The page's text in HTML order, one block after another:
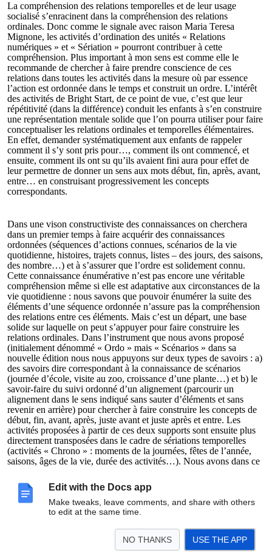
Edit with the Docs app
Make tweaks, leave comments, and share with others
to edit at the same time.
NO THANKS USE THE APP
La compréhension des relations temporelles et de leur usage
socialisé s’enracinent dans la compréhension des relations
ordinales. Donc comme le signale avec raison Maria Teresa
Mignone, les activités d’ordination des unités « Relations
numériques » et « Sériation » pourront contribuer à cette
compréhension. Plus important à mon sens est comme elle le
recommande de chercher à faire prendre conscience de ces
relations dans toutes les activités dans la mesure où par essence
l’action est ordonnée dans le temps et construit un ordre. L’intérêt
des activités de Bright Start, de ce point de vue, c’est que leur
répétitivité (dans la différence) conduit les enfants à s’en construire
une représentation mentale solide que l’on pourra utiliser pour faire
conceptualiser les relations ordinales et temporelles élémentaires.
En effet, demander systématiquement aux enfants de rappeler
comment il s’y sont pris pour…, comment ils ont commencé, et
ensuite, comment ils ont su qu’ils avaient fini aura pour effet de
leur permettre de donner un sens aux mots début, fin, après, avant,
entre… en construisant progressivement les concepts
correspondants.
Dans une vison constructiviste des connaissances on cherchera
dans un premier temps à faire acquérir des connaissances
ordonnées (séquences d’actions connues, scénarios de la vie
quotidienne, histoires, trajets connus, listes – des jours, des saisons,
des nombre…) et à s’assurer que l’ordre est solidement connu.
Cette connaissance énumérative n’est pas encore une véritable
compréhension même si elle est adaptative aux circonstances de la
vie quotidienne : nous savons que pouvoir énumérer la suite des
éléments d’une séquence ordonnée n’assure pas la compréhension
des relations entre ces éléments. Mais c’est un départ, une base
solide sur laquelle on peut s’appuyer pour faire construire les
relations ordinales. Dans l’instrument que nous avons proposé
(initialement dénommé « Ordo » mais « Scénarios » dans sa
nouvelle édition nous nous appuyons sur deux types de savoirs : a)
des savoirs dire correspondant à la connaissance de scénarios
(journée d’école, visite au zoo, croissance d’une plante…) et b) le
savoir-faire du suivi ordonné d’un alignement (parcourir un
alignement dans le sens indiqué sans sauter d’éléments et sans
revenir en arrière) pour chercher à faire construire les concepts de
début, fin, avant, après, juste avant et juste après et entre. Les
activités proposées à partir de ces deux supports sont ensuite plus
directement transposées dans le cadre de sériations temporelles
(activités « Chrono » : moments de la journées, fêtes de l’année,
saisons, âges de la vie, durée des activités…). Nous avons dans ce
différente et représentatives des quatre saisons et du calendrier
social de l’année.
ordinales on sera attentif à ne pas utiliser le langage de l’espace
pour désigner les relations temporelle et vice-versa.